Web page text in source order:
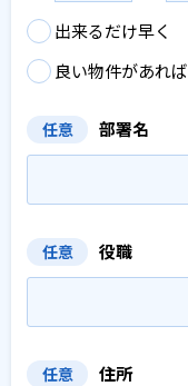
出来るだけ早く
良い物件があれば
任意 部署名
任意 役職
任意 住所